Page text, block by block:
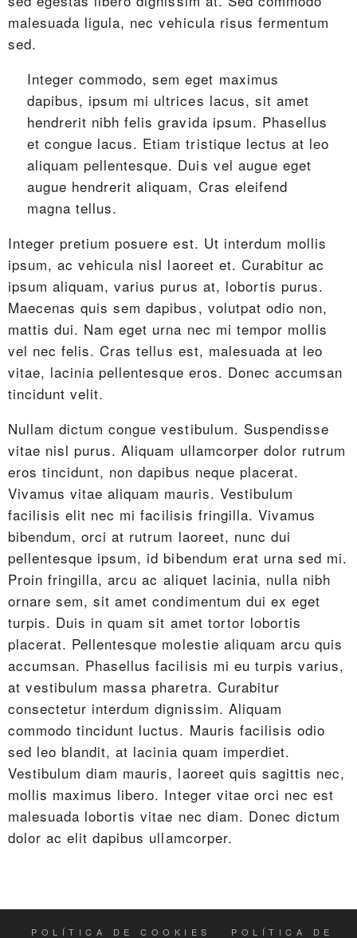
malesuada ligula, nec vehicula risus fermentum
sed.
Integer commodo, sem eget maximus
dapibus, ipsum mi ultrices lacus, sit amet
hendrerit nibh felis gravida ipsum. Phasellus
et congue lacus. Etiam tristique lectus at leo
aliquam pellentesque. Duis vel augue eget
augue hendrerit aliquam, Cras eleifend
magna tellus.
Integer pretium posuere est. Ut interdum mollis
ipsum, ac vehicula nisl laoreet et. Curabitur ac
ipsum aliquam, varius purus at, lobortis purus.
Maecenas quis sem dapibus, volutpat odio non,
mattis dui. Nam eget urna nec mi tempor mollis
vel nec felis. Cras tellus est, malesuada at leo
vitae, lacinia pellentesque eros. Donec accumsan
tincidunt velit.
Nullam dictum congue vestibulum. Suspendisse
vitae nisl purus. Aliquam ullamcorper dolor rutrum
eros tincidunt, non dapibus neque placerat.
Vivamus vitae aliquam mauris. Vestibulum
facilisis elit nec mi facilisis fringilla. Vivamus
bibendum, orci at rutrum laoreet, nunc dui
pellentesque ipsum, id bibendum erat urna sed mi.
Proin fringilla, arcu ac aliquet lacinia, nulla nibh
ornare sem, sit amet condimentum dui ex eget
turpis. Duis in quam sit amet tortor lobortis
placerat. Pellentesque molestie aliquam arcu quis
accumsan. Phasellus facilisis mi eu turpis varius,
at vestibulum massa pharetra. Curabitur
consectetur interdum dignissim. Aliquam
commodo tincidunt luctus. Mauris facilisis odio
sed leo blandit, at lacinia quam imperdiet.
Vestibulum diam mauris, laoreet quis sagittis nec,
mollis maximus libero. Integer vitae orci nec est
malesuada lobortis vitae nec diam. Donec dictum
dolor ac elit dapibus ullamcorper.
POLÍTICA DE COOKIES POLÍTICA DE